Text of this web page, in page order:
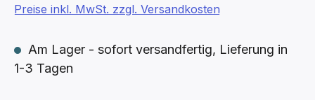
Preise inkl. MwSt. zzgl. Versandkosten
Am Lager - sofort versandfertig, Lieferung in
1-3 Tagen